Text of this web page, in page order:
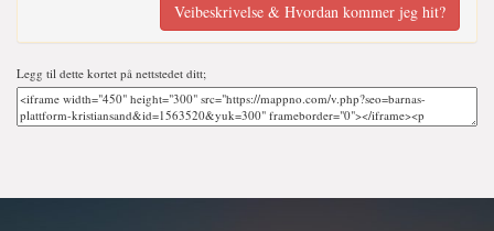
Veibeskrivelse & Hvordan kommer jeg hit?
Legg til dette kortet på nettstedet ditt;